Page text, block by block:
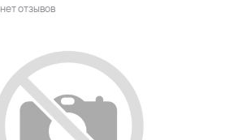
нет отзывов